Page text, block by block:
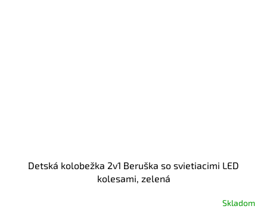
Detská kolobežka 2v1 Beruška so svietiacimi LED
kolesami, zelená
Skladom